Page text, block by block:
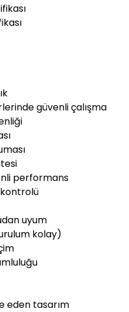
güvenli çalışma
performans
kontrolü
uyum
kolay)
eden tasarım